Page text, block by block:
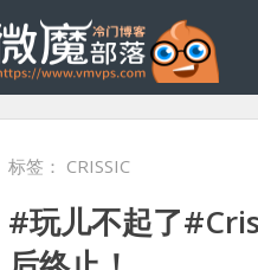
标签： CRISSIC
#玩儿不起了